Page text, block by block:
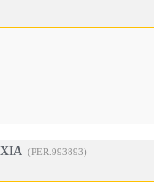
(PER.993893)